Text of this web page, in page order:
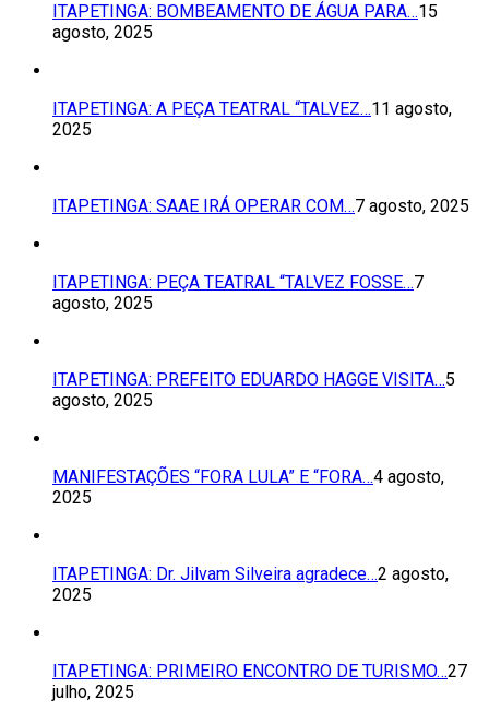
ITAPETINGA: BOMBEAMENTO DE ÁGUA PARA…15
agosto, 2025
ITAPETINGA: A PEÇA TEATRAL “TALVEZ…11 agosto,
2025
ITAPETINGA: SAAE IRÁ OPERAR COM…7 agosto, 2025
ITAPETINGA: PEÇA TEATRAL “TALVEZ FOSSE…7
agosto, 2025
ITAPETINGA: PREFEITO EDUARDO HAGGE VISITA…5
agosto, 2025
MANIFESTAÇÕES “FORA LULA” E “FORA…4 agosto,
2025
ITAPETINGA: Dr. Jilvam Silveira agradece…2 agosto,
2025
ITAPETINGA: PRIMEIRO ENCONTRO DE TURISMO…27
julho, 2025